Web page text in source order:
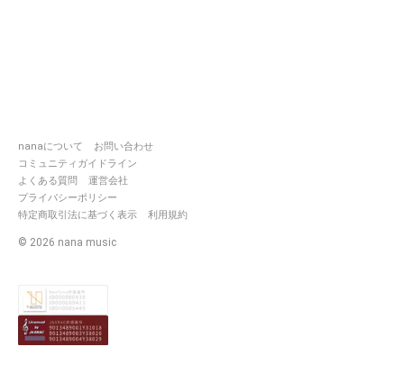
nanaについて
お問い合わせ
コミュニティガイドライン
よくある質問
運営会社
プライバシーポリシー
特定商取引法に基づく表示
利用規約
© 2026 nana music